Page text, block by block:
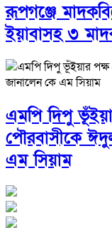
রূপগঞ্জে
ইয়াবাসহ ৩
এমপি দিপু
পৌরবাসীকে
এম সিয়াম